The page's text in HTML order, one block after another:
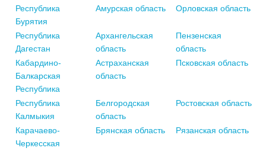
Республика
Бурятия
Амурская область Орловская область
Республика
Дагестан
Архангельская
область
Пензенская
область
Кабардино-
Балкарская
Республика
Астраханская
область
Псковская область
Республика
Калмыкия
Белгородская
область
Ростовская область
Карачаево-
Черкесская
Брянская область Рязанская область